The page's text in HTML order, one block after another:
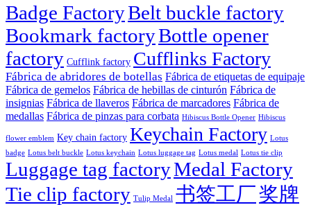
Badge FactoryBelt buckle factory
Bookmark factoryBottle opener
factory Cufflink factory Cufflinks Factory
Fábrica de abridores de botellas Fábrica de etiquetas de equipaje
Fábrica de gemelos Fábrica de hebillas de cinturón Fábrica de
insignias Fábrica de llaveros Fábrica de marcadores Fábrica de
medallas Fábrica de pinzas para corbata Hibiscus Bottle Opener Hibiscus
flower emblem Key chain factory Keychain Factory Lotus
badge Lotus belt buckle Lotus keychain Lotus luggage tag Lotus medal Lotus tie clip
Luggage tag factoryMedal Factory
Tie clip factory Tulip Medal 书签工厂奖牌